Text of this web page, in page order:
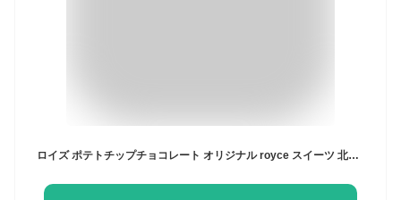
ロイズ ポテトチップチョコレート オリジナル royce スイーツ 北海道限定 土産 お取り寄せ プレゼント クリスマス バレンタイン ホワイトデー チョコレート 義理チョコ おすすめ ばらまき プチギフト 友人 家族 贈り物 お返し